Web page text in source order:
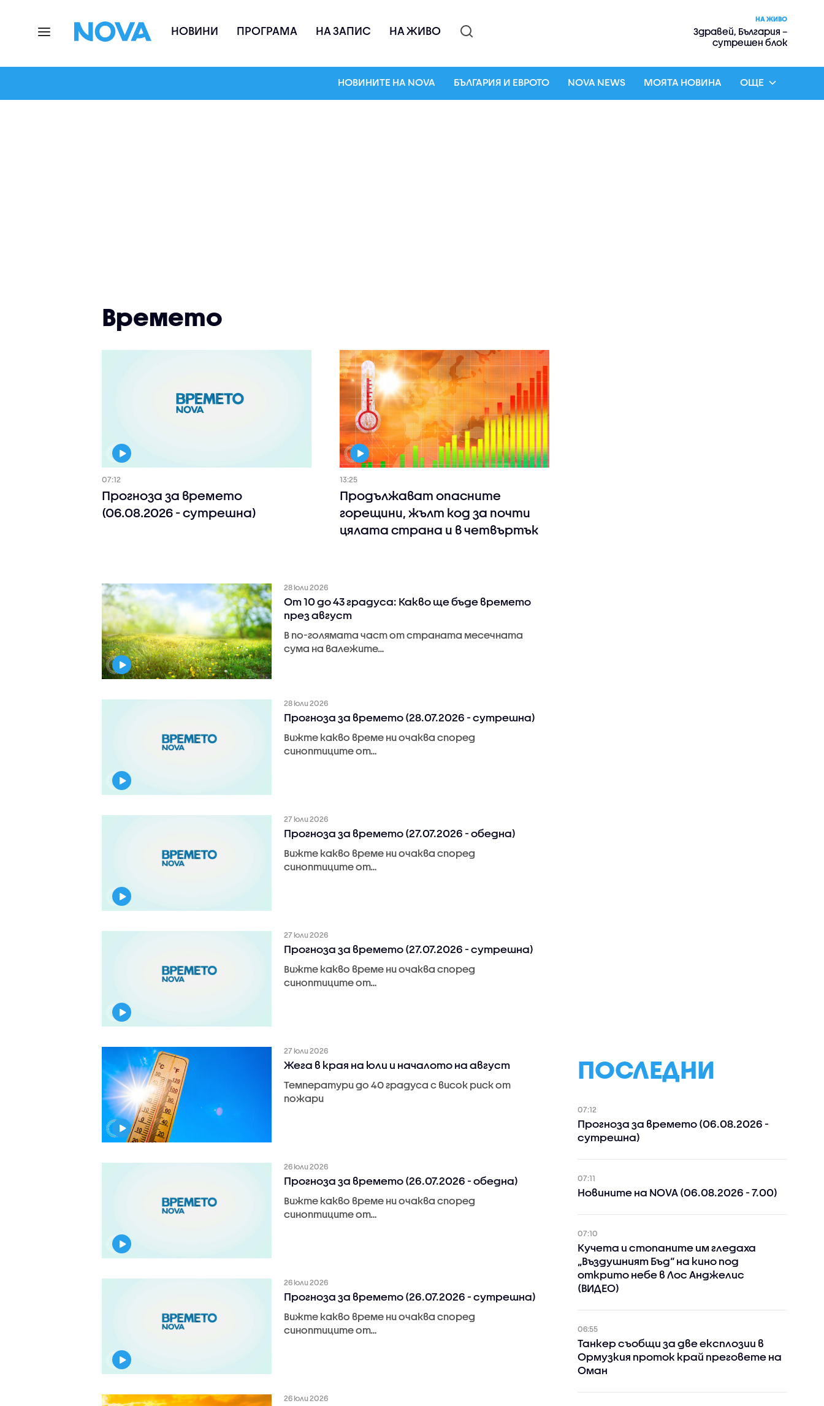
НОВИНИ ПРОГРАМА НА ЗАПИС НА ЖИВО
НА ЖИВО
Здравей, България –
сутрешен блок
НОВИНИТЕ НА NOVA БЪЛГАРИЯ И ЕВРОТО NOVA NEWS МОЯТА НОВИНА ОЩЕ
Времето
07:12
Прогноза за времето
(06.08.2026 - сутрешна)
13:25
Продължават опасните
горещини, жълт код за почти
цялата страна и в четвъртък
28 юли 2026
От 10 до 43 градуса: Какво ще бъде времето
през август
В по-голямата част от страната месечната
сума на валежите…
28 юли 2026
Прогноза за времето (28.07.2026 - сутрешна)
Вижте какво време ни очаква според
синоптиците от…
27 юли 2026
Прогноза за времето (27.07.2026 - обедна)
Вижте какво време ни очаква според
синоптиците от…
27 юли 2026
Прогноза за времето (27.07.2026 - сутрешна)
Вижте какво време ни очаква според
синоптиците от…
27 юли 2026
Жега в края на юли и началото на август
Температури до 40 градуса с висок риск от
пожари
26 юли 2026
Прогноза за времето (26.07.2026 - обедна)
Вижте какво време ни очаква според
синоптиците от…
26 юли 2026
Прогноза за времето (26.07.2026 - сутрешна)
Вижте какво време ни очаква според
синоптиците от…
26 юли 2026
ПОСЛЕДНИ
07:12
Прогноза за времето (06.08.2026 -
сутрешна)
07:11
Новините на NOVA (06.08.2026 - 7.00)
07:10
Кучета и стопаните им гледаха
„Въздушният Бъд“ на кино под
открито небе в Лос Анджелис
(ВИДЕО)
06:55
Танкер съобщи за две експлозии в
Ормузкия проток край преговете на
Оман